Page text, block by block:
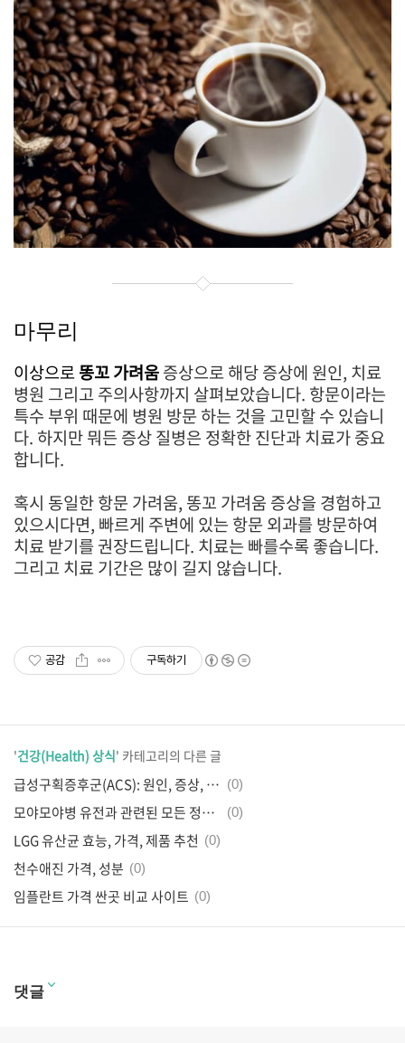
마무리
이상으로똥꼬 가려움증상으로 해당 증상에 원인, 치료
병원 그리고 주의사항까지 살펴보았습니다. 항문이라는
특수 부위 때문에 병원 방문 하는 것을 고민할 수 있습니
다. 하지만 뭐든 증상 질병은 정확한 진단과 치료가 중요
합니다.
혹시 동일한 항문 가려움, 똥꼬 가려움 증상을 경험하고
있으시다면, 빠르게 주변에 있는 항문 외과를 방문하여
치료 받기를 권장드립니다. 치료는 빠를수록 좋습니다.
그리고 치료 기간은 많이 길지 않습니다.
공감 구독하기
'건강(Health) 상식' 카테고리의 다른 글
급성구획증후군(ACS): 원인, 증상, 치료법 완벽 가이드 📚 (0)
모야모야병 유전과 관련된 모든 정보 💡 (0)
LGG 유산균 효능, 가격, 제품 추천 (0)
천수애진 가격, 성분 (0)
임플란트 가격 싼곳 비교 사이트 (0)
댓글